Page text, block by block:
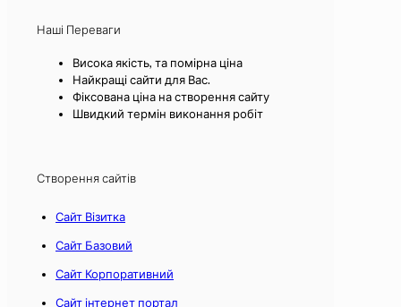
Наші Переваги
Висока якість, та помірна ціна
Найкращі сайти для Вас.
Фіксована ціна на створення сайту
Швидкий термін виконання робіт
Створення сайтів
Сайт Візитка
Сайт Базовий
Сайт Корпоративний
Сайт інтернет портал